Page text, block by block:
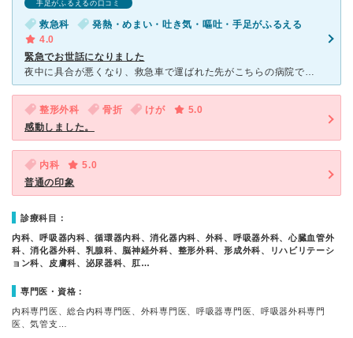
手足がふるえるの口コミ
救急科
発熱・めまい・吐き気・嘔吐・手足がふるえる
4.0
緊急でお世話になりました
夜中に具合が悪くなり、救急車で運ばれた先がこちらの病院でした。 先生は若い方で北海道外出身の方でしたが、とてもおっとりとした優しい話し方をされて、不安な中でも緊張せずお話しすることができました。
整形外科 骨折 けが
5.0
感動しました。
内科
5.0
普通の印象
診療科目：
内科、呼吸器内科、循環器内科、消化器内科、外科、呼吸器外科、心臓血管外
科、消化器外科、乳腺科、脳神経外科、整形外科、形成外科、リハビリテーシ
ョン科、皮膚科、泌尿器科、肛…
専門医・資格：
内科専門医、総合内科専門医、外科専門医、呼吸器専門医、呼吸器外科専門
医、気管支…